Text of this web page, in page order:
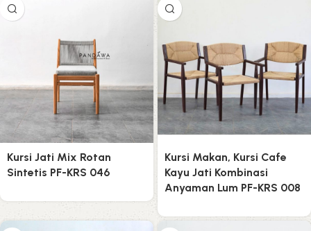
Kursi Jati Mix Rotan
Sintetis PF-KRS 046
Kursi Makan, Kursi Cafe
Kayu Jati Kombinasi
Anyaman Lum PF-KRS 008